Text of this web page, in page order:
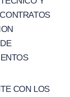
CON LOS